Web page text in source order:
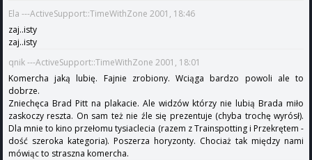
Ela ---ActiveSupport::TimeWithZone 2001, 18:46
zaj..isty
zaj..isty
qnik ---ActiveSupport::TimeWithZone 2001, 18:01
Komercha jaką lubię. Fajnie zrobiony. Wciąga bardzo powoli ale to
dobrze.
Zniechęca Brad Pitt na plakacie. Ale widzów którzy nie lubią Brada miło
zaskoczy reszta. On sam też nie źle się prezentuje (chyba trochę wyrósł).
Dla mnie to kino przełomu tysiaclecia (razem z Trainspotting i Przekrętem -
dość szeroka kategoria). Poszerza horyzonty. Chociaż tak między nami
mówiąc to straszna komercha.